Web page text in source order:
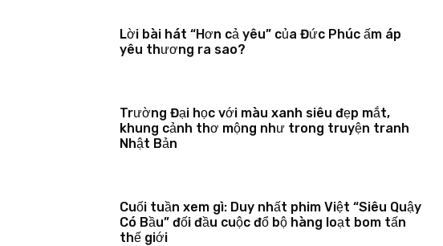
Lời bài hát “Hơn cả yêu” của Đức Phúc ấm áp
yêu thương ra sao?
Trường Đại học với màu xanh siêu đẹp mắt,
khung cảnh thơ mộng như trong truyện tranh
Nhật Bản
Cuối tuần xem gì: Duy nhất phim Việt “Siêu Quậy
Có Bầu” đối đầu cuộc đổ bộ hàng loạt bom tấn
thế giới